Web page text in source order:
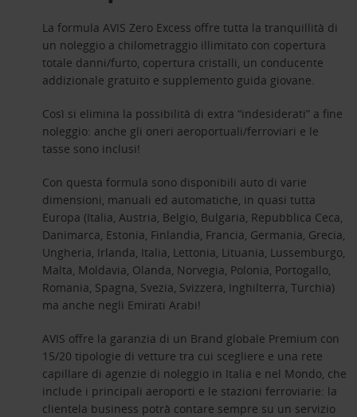
La formula AVIS Zero Excess offre tutta la tranquillità di
un noleggio a chilometraggio illimitato con copertura
totale danni/furto, copertura cristalli, un conducente
addizionale gratuito e supplemento guida giovane.
Così si elimina la possibilità di extra “indesiderati” a fine
noleggio: anche gli oneri aeroportuali/ferroviari e le
tasse sono inclusi!
Con questa formula sono disponibili auto di varie
dimensioni, manuali ed automatiche, in quasi tutta
Europa (Italia, Austria, Belgio, Bulgaria, Repubblica Ceca,
Danimarca, Estonia, Finlandia, Francia, Germania, Grecia,
Ungheria, Irlanda, Italia, Lettonia, Lituania, Lussemburgo,
Malta, Moldavia, Olanda, Norvegia, Polonia, Portogallo,
Romania, Spagna, Svezia, Svizzera, Inghilterra, Turchia)
ma anche negli Emirati Arabi!
AVIS offre la garanzia di un Brand globale Premium con
15/20 tipologie di vetture tra cui scegliere e una rete
capillare di agenzie di noleggio in Italia e nel Mondo, che
include i principali aeroporti e le stazioni ferroviarie: la
clientela business potrà contare sempre su un servizio